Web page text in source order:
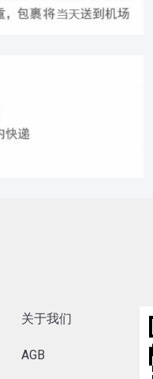
关于我们
AGB